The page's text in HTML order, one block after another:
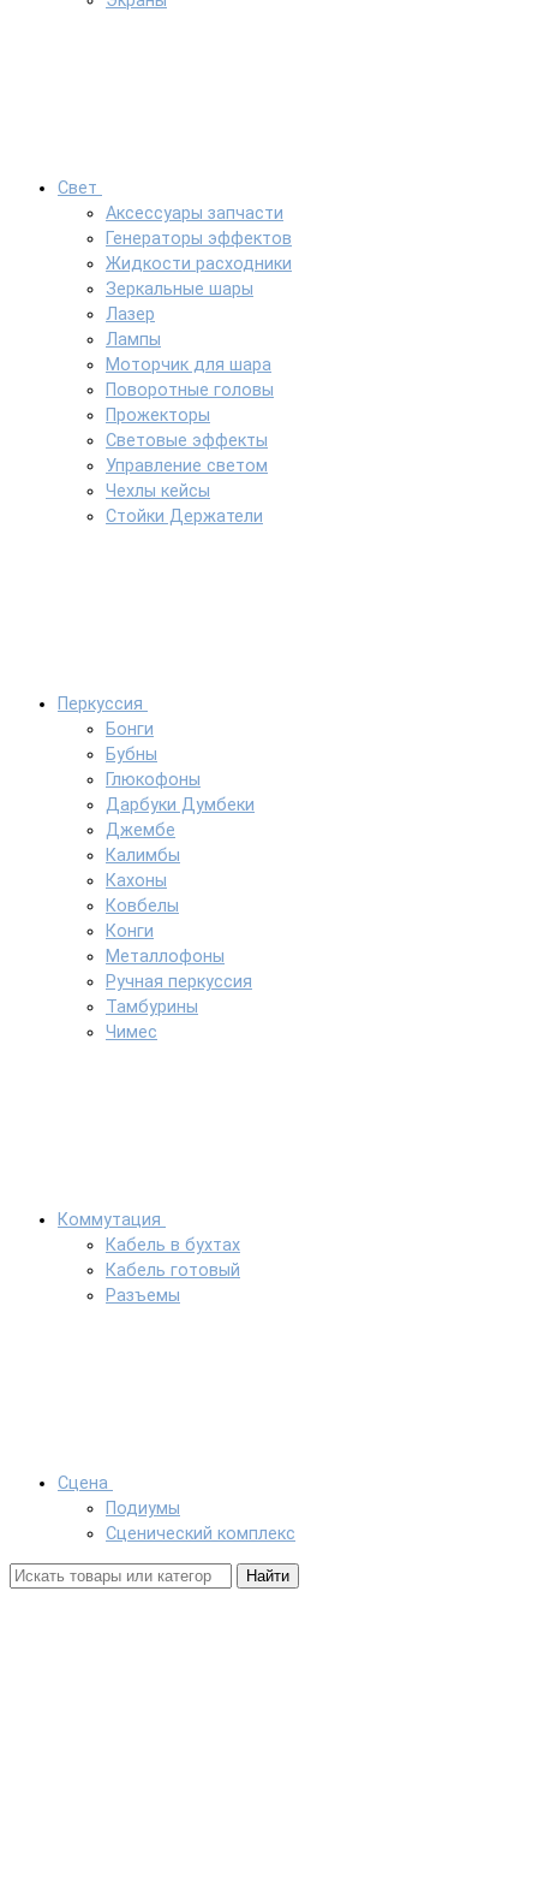
Свет
Аксессуары запчасти
Генераторы эффектов
Жидкости расходники
Зеркальные шары
Лазер
Лампы
Моторчик для шара
Поворотные головы
Прожекторы
Световые эффекты
Управление светом
Чехлы кейсы
Стойки Держатели
Перкуссия
Бонги
Бубны
Глюкофоны
Дарбуки Думбеки
Джембе
Калимбы
Кахоны
Ковбелы
Конги
Металлофоны
Ручная перкуссия
Тамбурины
Чимес
Коммутация
Кабель в бухтах
Кабель готовый
Разъемы
Сцена
Подиумы
Сценический комплекс
Найти